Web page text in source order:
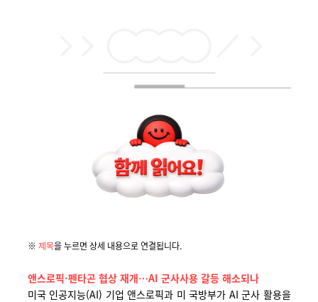
※ 제목을 누르면 상세 내용으로 연결됩니다.
앤스로픽·펜타곤 협상 재개…AI 군사사용 갈등 해소되나
미국 인공지능(AI) 기업 앤스로픽과 미 국방부가 AI 군사 활용을